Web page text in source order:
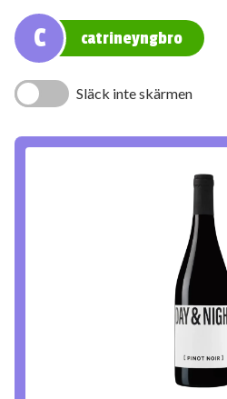
C catrineyngbro
Släck inte skärmen